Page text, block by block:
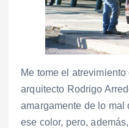
Me tome el
arquitecto Rodrigo
amargamente de lo mal
ese color, pero,